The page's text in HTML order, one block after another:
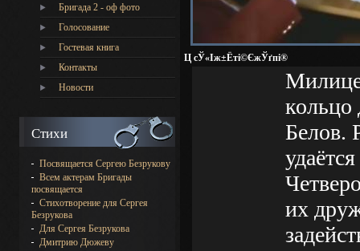
Бригада 2 - оф фото
Голосование
Гостевая книга
Контакты
Новости
Стихи
Посвящается Сергею Безрукову
Всем актерам Бригады
посвящается
Стихотворение для Сергея
Безрукова
Для Сергея Безрукова
Дмитрию Дюжеву
Ц сЎ«Іж±Ёті©ЄжЎґпі®
кольцо
Белов.
их